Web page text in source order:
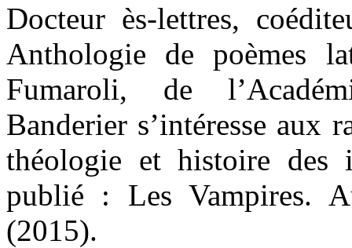
Docteur ès-lettres,
Anthologie de poèmes
Fumaroli, de
Banderier s’intéresse aux
théologie et histoire des
publié : Les Vampires.
(2015).